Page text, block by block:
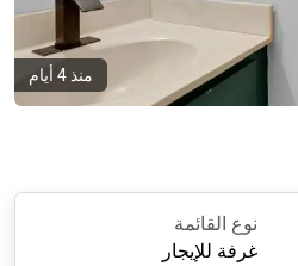
منذ 4 أيام
نوع القائمة
غرفة للإيجار